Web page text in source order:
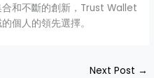
和不斷的創新，Trust Wallet
個人的領先選擇。
Next Post →